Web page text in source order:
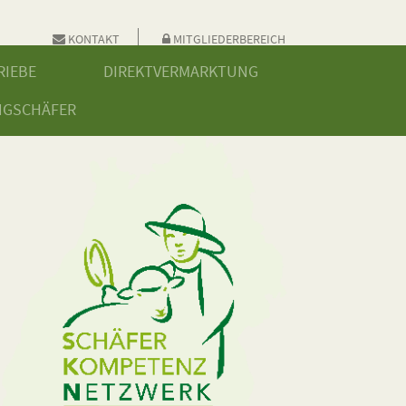
KONTAKT MITGLIEDERBEREICH
DIREKTVERMARKTUNG